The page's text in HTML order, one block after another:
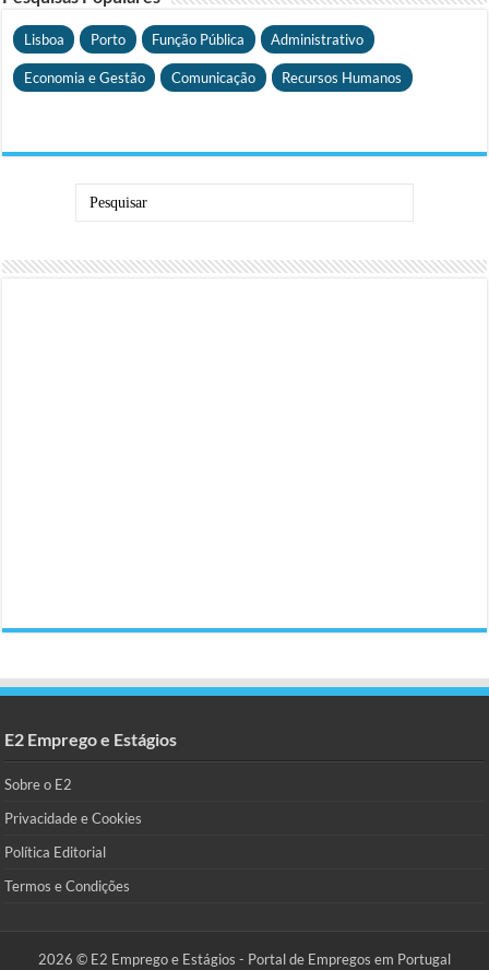
Lisboa Porto Função Pública Administrativo
Economia e Gestão Comunicação Recursos Humanos
E2 Emprego e Estágios
Sobre o E2
Privacidade e Cookies
Política Editorial
Termos e Condições
2026 © E2 Emprego e Estágios - Portal de Empregos em Portugal